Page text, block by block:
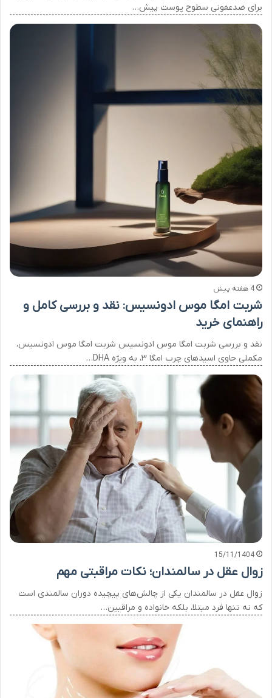
برای ضدعفونی سطوح پوست پیش…
4 هفته پیش
شربت امگا موس ادونسیس: نقد و بررسی کامل و
راهنمای خرید
نقد و بررسی شربت امگا موس ادونسیس شربت امگا موس ادونسیس،
مکملی حاوی اسیدهای چرب امگا ۳، به ویژه DHA…
15/11/1404
زوال عقل در سالمندان؛ نکات مراقبتی مهم
زوال عقل در سالمندان یکی از چالش‌های پیچیده دوران سالمندی است
که نه تنها فرد مبتلا، بلکه خانواده و مراقبین…